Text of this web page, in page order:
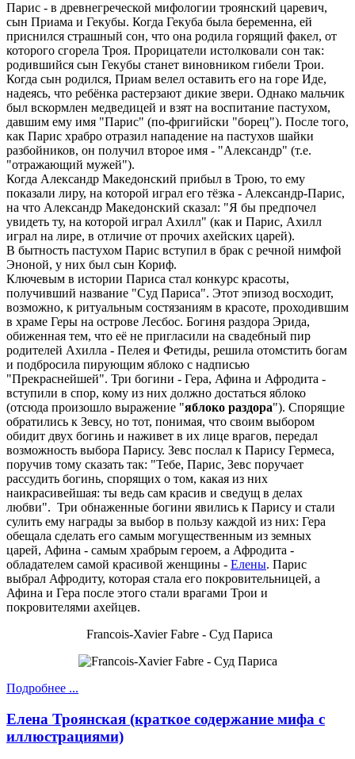
Парис - в древнегреческой мифологии троянский царевич,
сын Приама и Гекубы. Когда Гекуба была беременна, ей
приснился страшный сон, что она родила горящий факел, от
которого сгорела Троя. Прорицатели истолковали сон так:
родившийся сын Гекубы станет виновником гибели Трои.
Когда сын родился, Приам велел оставить его на горе Иде,
надеясь, что ребёнка растерзают дикие звери. Однако мальчик
был вскормлен медведицей и взят на воспитание пастухом,
давшим ему имя "Парис" (по-фригийски "борец"). После того,
как Парис храбро отразил нападение на пастухов шайки
разбойников, он получил второе имя - "Александр" (т.е.
"отражающий мужей").
Когда Александр Македонский прибыл в Трою, то ему
показали лиру, на которой играл его тёзка - Александр-Парис,
на что Александр Македонский сказал: "Я бы предпочел
увидеть ту, на которой играл Ахилл" (как и Парис, Ахилл
играл на лире, в отличие от прочих ахейских царей).
В бытность пастухом Парис вступил в брак с речной нимфой
Эноной, у них был сын Кориф.
Ключевым в истории Париса стал конкурс красоты,
получивший название "Суд Париса". Этот эпизод восходит,
возможно, к ритуальным состязаниям в красоте, проходившим
в храме Геры на острове Лесбос. Богиня раздора Эрида,
обиженная тем, что её не пригласили на свадебный пир
родителей Ахилла - Пелея и Фетиды, решила отомстить богам
и подбросила пирующим яблоко с надписью
"Прекраснейшей". Три богини - Гера, Афина и Афродита -
вступили в спор, кому из них должно достаться яблоко
(отсюда произошло выражение "яблоко раздора"). Спорящие
обратились к Зевсу, но тот, понимая, что своим выбором
обидит двух богинь и наживет в их лице врагов, передал
возможность выбора Парису. Зевс послал к Парису Гермеса,
поручив тому сказать так: "Тебе, Парис, Зевс поручает
рассудить богинь, спорящих о том, какая из них
наикрасивейшая: ты ведь сам красив и сведущ в делах
любви". Три обнаженные богини явились к Парису и стали
сулить ему награды за выбор в пользу каждой из них: Гера
обещала сделать его самым могущественным из земных
царей, Афина - самым храбрым героем, а Афродита -
обладателем самой красивой женщины - Елены. Парис
выбрал Афродиту, которая стала его покровительницей, а
Афина и Гера после этого стали врагами Трои и
покровителями ахейцев.
Francois-Xavier Fabre - Суд Париса
Подробнее ...
Елена Троянская (краткое содержание мифа с
иллюстрациями)